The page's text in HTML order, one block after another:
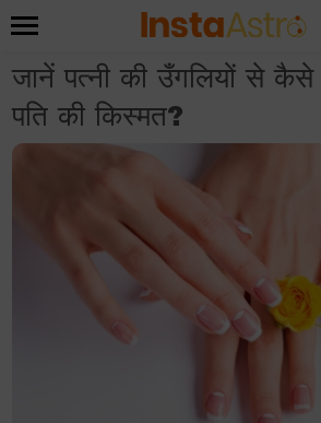
जानें पत्नी की उँगलियों से
पति की किस्मत?